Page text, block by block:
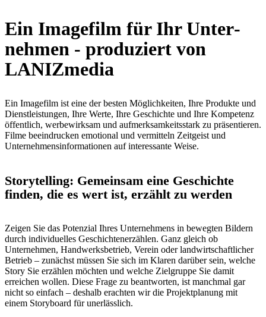
Ein Imagefilm für Ihr Unter­
nehmen - produziert von
LANIZmedia
Ein Imagefilm ist eine der besten Möglichkeiten, Ihre Produkte und
Dienstleistungen, Ihre Werte, Ihre Geschichte und Ihre Kompetenz
öffentlich, werbewirksam und aufmerksamkeitsstark zu präsentieren.
Filme beeindrucken emotional und vermitteln Zeitgeist und
Unternehmensinformationen auf interessante Weise.
Storytelling: Gemeinsam eine Geschichte
finden, die es wert ist, erzählt zu werden
Zeigen Sie das Potenzial Ihres Unternehmens in bewegten Bildern
durch individuelles Geschichtenerzählen. Ganz gleich ob
Unternehmen, Handwerksbetrieb, Verein oder landwirtschaftlicher
Betrieb – zunächst müssen Sie sich im Klaren darüber sein, welche
Story Sie erzählen möchten und welche Zielgruppe Sie damit
erreichen wollen. Diese Frage zu beantworten, ist manchmal gar
nicht so einfach – deshalb erachten wir die Projektplanung mit
einem Storyboard für unerlässlich.